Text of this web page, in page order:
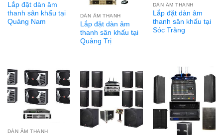
Lắp đặt dàn âm
thanh sân khấu tại
Quảng Nam
DÀN ÂM THANH
Lắp đặt dàn âm
thanh sân khấu tại
Quảng Trị
DÀN ÂM THANH
Lắp đặt dàn âm
thanh sân khấu tại
Sóc Trăng
DÀN ÂM THANH